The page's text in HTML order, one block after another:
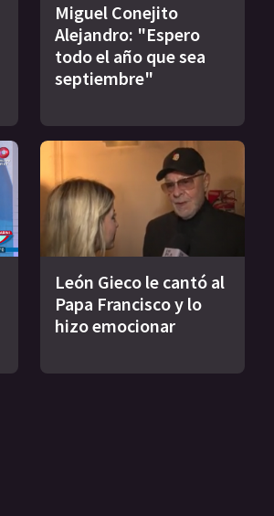
Miguel Conejito
Alejandro: "Espero
todo el año que sea
septiembre"
León Gieco le cantó al
Papa Francisco y lo
hizo emocionar